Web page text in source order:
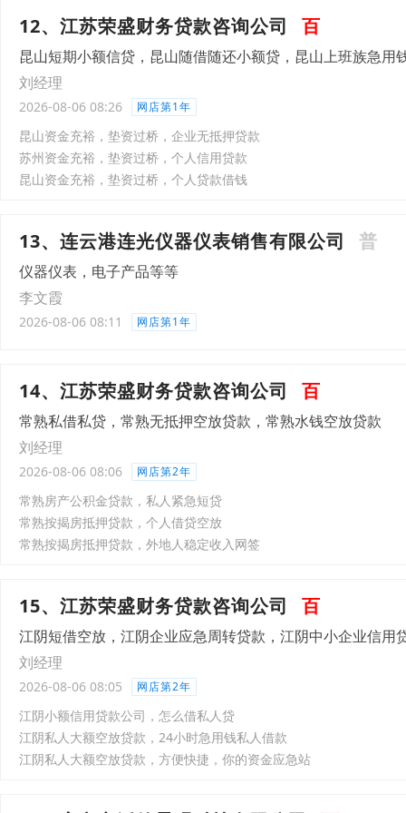
12、江苏荣盛财务贷款咨询公司 百
昆山短期小额信贷，昆山随借随还小额贷，昆山上班族急用
刘经理
2026-08-06 08:26 网店第1年
昆山资金充裕，垫资过桥，企业无抵押贷款
苏州资金充裕，垫资过桥，个人信用贷款
昆山资金充裕，垫资过桥，个人贷款借钱
13、连云港连光仪器仪表销售有限公司 普
仪器仪表，电子产品等等
李文霞
2026-08-06 08:11 网店第1年
14、江苏荣盛财务贷款咨询公司 百
常熟私借私贷，常熟无抵押空放贷款，常熟水钱空放贷款
刘经理
2026-08-06 08:06 网店第2年
常熟房产公积金贷款，私人紧急短贷
常熟按揭房抵押贷款，个人借贷空放
常熟按揭房抵押贷款，外地人稳定收入网签
15、江苏荣盛财务贷款咨询公司 百
江阴短借空放，江阴企业应急周转贷款，江阴中小企业信用
刘经理
2026-08-06 08:05 网店第2年
江阴小额信用贷款公司，怎么借私人贷
江阴私人大额空放贷款，24小时急用钱私人借款
江阴私人大额空放贷款，方便快捷，你的资金应急站